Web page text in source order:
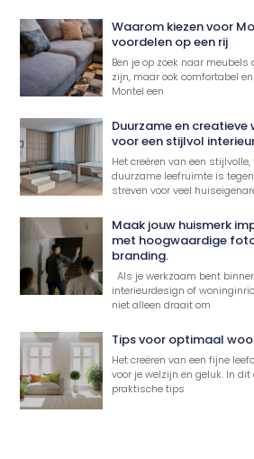
Waarom kiezen voor
voordelen op een rij
Ben je op zoek naar
zijn, maar ook comfortabel
Montel een
Duurzame en
voor een stijlvol
Het creëren van een
duurzame leefruimte is
streven voor veel
Maak jouw huismerk
met hoogwaardige
branding.
Als je werkzaam bent
interieurdesign of
niet alleen draait om
Tips voor optimaal
Het creëren van een fijne
voor je welzijn en geluk. In
praktische tips